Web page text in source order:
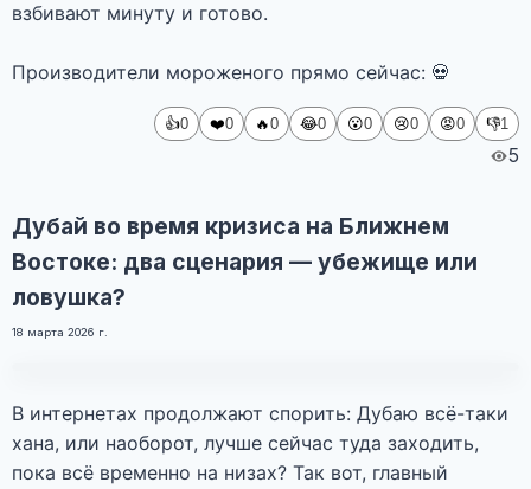
взбивают минуту и готово.
Производители мороженого прямо сейчас: 💀
👍0 ❤️0 🔥0 😂0 😮0 😢0 😡0 👎1
5
Дубай во время кризиса на Ближнем
Востоке: два сценария — убежище или
ловушка?
18 марта 2026 г.
Фото
В интернетах продолжают спорить: Дубаю всё-таки
хана, или наоборот, лучше сейчас туда заходить,
пока всё временно на низах? Так вот, главный